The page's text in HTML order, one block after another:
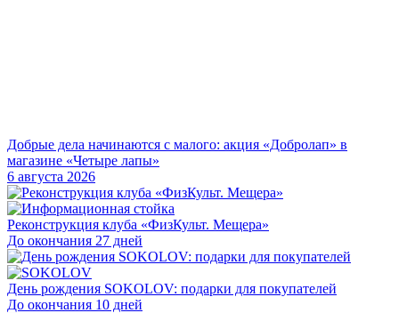
Добрые дела начинаются с малого: акция «Добролап» в
магазине «Четыре лапы»
6 августа 2026
Реконструкция клуба «ФизКульт. Мещера»
До окончания 27 дней
День рождения SOKOLOV: подарки для покупателей
До окончания 10 дней